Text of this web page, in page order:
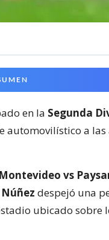
en la Segunda
automovilístico a
vs
despejó una
ubicado sobre